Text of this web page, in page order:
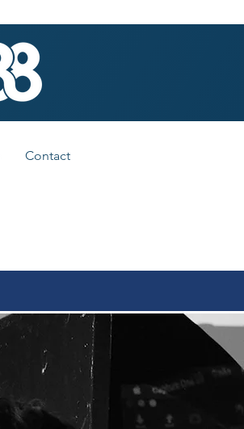
Contact